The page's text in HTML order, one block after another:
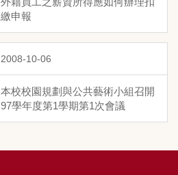
繳申報
2008-10-06
本校校園規劃與公共藝術小組召開
97學年度第1學期第1次會議